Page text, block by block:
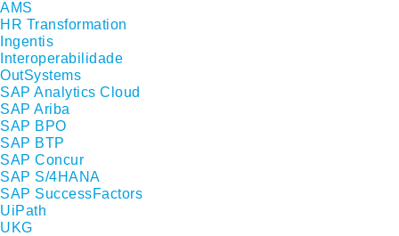
AMS
HR Transformation
Ingentis
Interoperabilidade
OutSystems
SAP Analytics Cloud
SAP Ariba
SAP BPO
SAP BTP
SAP Concur
SAP S/4HANA
SAP SuccessFactors
UiPath
UKG